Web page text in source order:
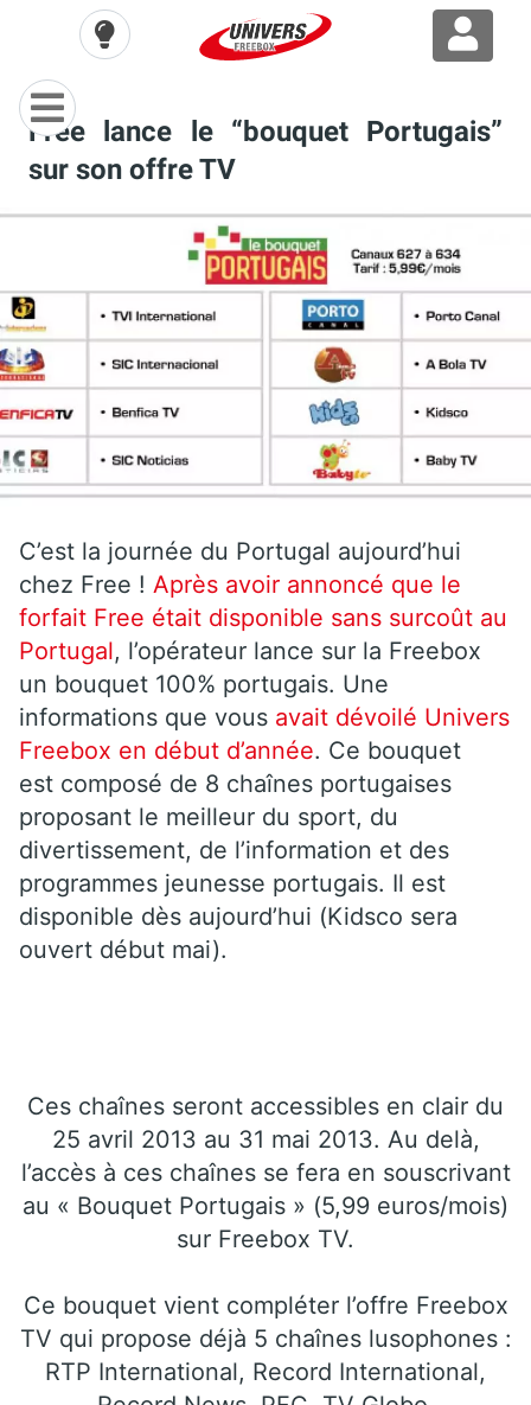
Free lance le “bouquet Portugais”
sur son offre TV
C’est la journée du Portugal aujourd’hui
chez Free ! Après avoir annoncé que le
forfait Free était disponible sans surcoût au
Portugal, l’opérateur lance sur la Freebox
un bouquet 100% portugais. Une
informations que vous avait dévoilé Univers
Freebox en début d’année. Ce bouquet
est composé de 8 chaînes portugaises
proposant le meilleur du sport, du
divertissement, de l’information et des
programmes jeunesse portugais. Il est
disponible dès aujourd’hui (Kidsco sera
ouvert début mai).
Ces chaînes seront accessibles en clair du
25 avril 2013 au 31 mai 2013. Au delà,
l’accès à ces chaînes se fera en souscrivant
au « Bouquet Portugais » (5,99 euros/mois)
sur Freebox TV.
Ce bouquet vient compléter l’offre Freebox
TV qui propose déjà 5 chaînes lusophones :
RTP International, Record International,